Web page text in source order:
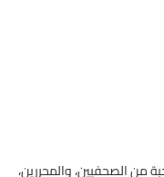
من الصحفيين، والمحررين،